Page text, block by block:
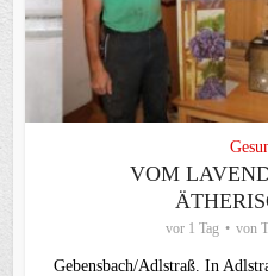
VOM
vor 1 Tag von
Gebensbach/Adlstraß. In